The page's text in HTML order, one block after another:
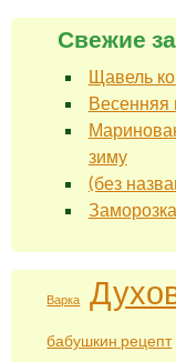
Свежие
Щавель
Весенняя
зиму
(без
Варка
бабушкин рецепт